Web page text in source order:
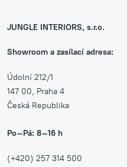
JUNGLE INTERIORS, s.r.o.
Showroom a zasílací adresa:
Údolní 212/1
147 00, Praha 4
Česká Republika
Po–Pá: 8–16 h
(+420) 257 314 500